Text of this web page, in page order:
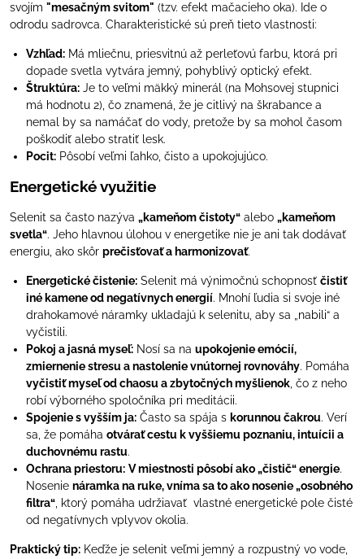
svojím "mesačným svitom" (tzv. efekt mačacieho oka). Ide o
odrodu sadrovca. Charakteristické sú preň tieto vlastnosti:
Vzhľad: Má mliečnu, priesvitnú až perleťovú farbu, ktorá pri
dopade svetla vytvára jemný, pohyblivý optický efekt.
Štruktúra: Je to veľmi mäkký minerál (na Mohsovej stupnici
má hodnotu 2), čo znamená, že je citlivý na škrabance a
nemal by sa namáčať do vody, pretože by sa mohol časom
poškodiť alebo stratiť lesk.
Pocit: Pôsobí veľmi ľahko, čisto a upokojujúco.
Energetické využitie
Selenit sa často nazýva „kameňom čistoty“ alebo „kameňom
svetla“. Jeho hlavnou úlohou v energetike nie je ani tak dodávať
energiu, ako skôr prečisťovať a harmonizovať.
Energetické čistenie: Selenit má výnimočnú schopnosť čistiť
iné kamene od negatívnych energií. Mnohí ľudia si svoje iné
drahokamové náramky ukladajú k selenitu, aby sa „nabili“ a
vyčistili.
Pokoj a jasná myseľ: Nosí sa na upokojenie emócií,
zmiernenie stresu a nastolenie vnútornej rovnováhy. Pomáha
vyčistiť myseľ od chaosu a zbytočných myšlienok , čo z neho
robí výborného spoločníka pri meditácii.
Spojenie s vyšším ja: Často sa spája s korunnou čakrou. Verí
sa, že pomáha otvárať cestu k vyššiemu poznaniu, intuícii a
duchovnému rastu.
Ochrana priestoru: V miestnosti pôsobí ako „čistič“ energie.
Nosenie náramka na ruke, vníma sa to ako nosenie „osobného
filtra“ , ktorý pomáha udržiavať vlastné energetické pole čisté
od negatívnych vplyvov okolia.
Praktický tip: Keďže je selenit veľmi jemný a rozpustný vo vode,